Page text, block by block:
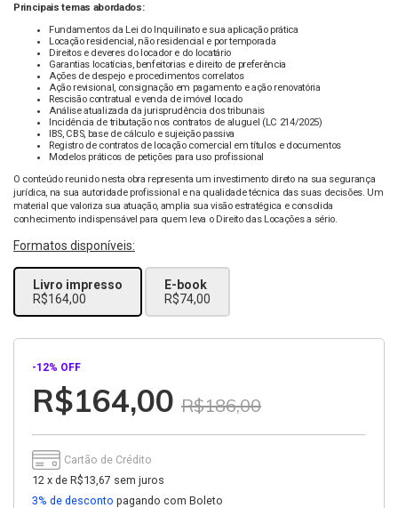
Principais temas abordados:
Fundamentos da Lei do Inquilinato e sua aplicação prática
Locação residencial, não residencial e por temporada
Direitos e deveres do locador e do locatário
Garantias locatícias, benfeitorias e direito de preferência
Ações de despejo e procedimentos correlatos
Ação revisional, consignação em pagamento e ação renovatória
Rescisão contratual e venda de imóvel locado
Análise atualizada da jurisprudência dos tribunais
Incidência de tributação nos contratos de aluguel (LC 214/2025)
IBS, CBS, base de cálculo e sujeição passiva
Registro de contratos de locação comercial em títulos e documentos
Modelos práticos de petições para uso profissional
O conteúdo reunido nesta obra representa um investimento direto na sua segurança
jurídica, na sua autoridade profissional e na qualidade técnica das suas decisões. Um
material que valoriza sua atuação, amplia sua visão estratégica e consolida
conhecimento indispensável para quem leva o Direito das Locações a sério.
Formatos disponíveis:
Livro impresso
R$164,00
E-book
R$74,00
-12% OFF
R$164,00 R$186,00
Cartão de Crédito
12 x de R$13,67 sem juros
3% de desconto pagando com Boleto